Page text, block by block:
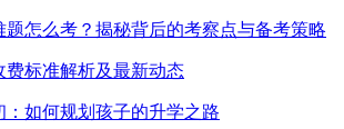
题怎么考？揭秘背后的考察点与备考策略
费标准解析及最新动态
：如何规划孩子的升学之路